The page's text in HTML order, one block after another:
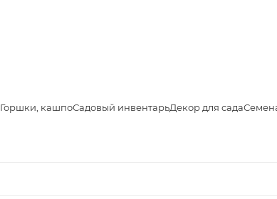
Горшки, кашпоСадовый инвентарьДекор для сада